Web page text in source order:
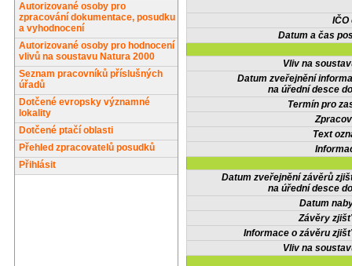
Autorizované osoby pro
zpracování dokumentace, posudku
a vyhodnocení
Autorizované osoby pro hodnocení
vlivů na soustavu Natura 2000
Seznam pracovníků příslušných
úřadů
Dotčené evropsky významné
lokality
Dotčené ptačí oblasti
Přehled zpracovatelů posudků
Přihlásit
IČO
Datum a čas
Vliv na
Datum zveřejnění
na úřední desce
Termín pro
Text
Datum zveřejnění závěrů
na úřední desce
Datum
Závěry
Informace o závěru
Vliv na